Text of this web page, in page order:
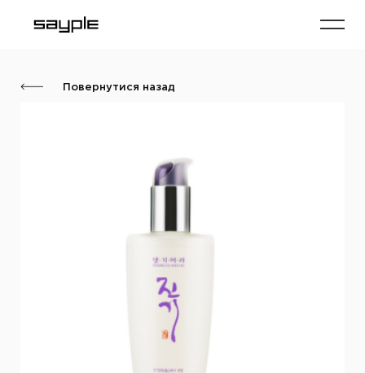
Повернутися назад